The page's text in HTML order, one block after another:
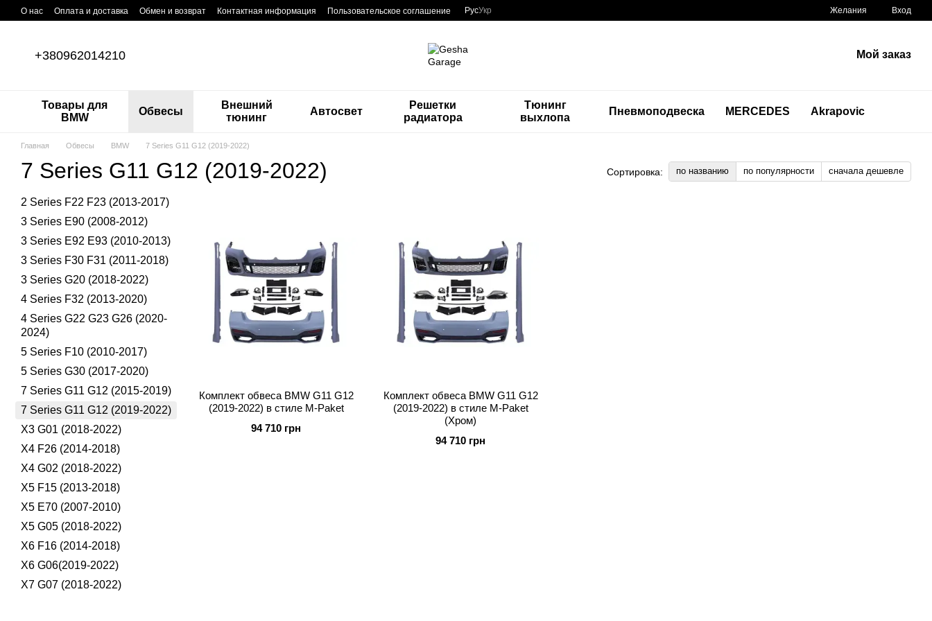
Перейти к основному контенту
О нас Оплата и доставка Обмен и возврат Контактная информация Пользовательское соглашение РусУкр Желания Вход
+380962014210 Мой заказ
Товары для
BMW
Обвесы
Внешний
тюнинг
Автосвет
Решетки
радиатора
Тюнинг
выхлопа
Пневмоподвеска MERCEDES Akrapovic
Главная Обвесы BMW 7 Series G11 G12 (2019-2022)
7 Series G11 G12 (2019-2022) Сортировка: по названию по популярности сначала дешевле
Комплект обвеса BMW G11 G12
(2019-2022) в стиле M-Paket
94 710 грн
Комплект обвеса BMW G11 G12
(2019-2022) в стиле M-Paket
(Хром)
94 710 грн
2 Series F22 F23 (2013-2017)
3 Series E90 (2008-2012)
3 Series E92 E93 (2010-2013)
3 Series F30 F31 (2011-2018)
3 Series G20 (2018-2022)
4 Series F32 (2013-2020)
4 Series G22 G23 G26 (2020-
2024)
5 Series F10 (2010-2017)
5 Series G30 (2017-2020)
7 Series G11 G12 (2015-2019)
7 Series G11 G12 (2019-2022)
X3 G01 (2018-2022)
X4 F26 (2014-2018)
X4 G02 (2018-2022)
X5 F15 (2013-2018)
X5 E70 (2007-2010)
X5 G05 (2018-2022)
X6 F16 (2014-2018)
X6 G06(2019-2022)
X7 G07 (2018-2022)